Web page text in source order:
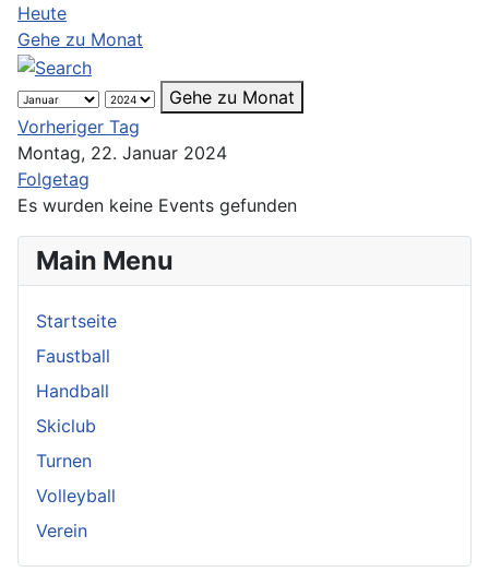
Heute
Gehe zu Monat
Gehe zu Monat
Vorheriger Tag
Montag, 22. Januar 2024
Folgetag
Es wurden keine Events gefunden
Main Menu
Startseite
Faustball
Handball
Skiclub
Turnen
Volleyball
Verein